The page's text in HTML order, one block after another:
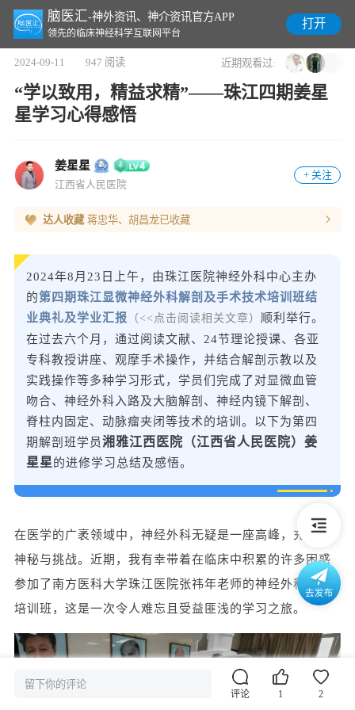
脑医汇-神外资讯、神介资讯官方APP
领先的临床神经科学互联网平台
打开
2024-09-11 947 阅读 近期观看过:
“学以致用，精益求精”——珠江四期姜星
星学习心得感悟
姜星星
江西省人民医院
+ 关注
达人收藏 蒋忠华、胡昌龙已收藏
2024年8月23日上午，由珠江医院神经外科中心主办
的第四期珠江显微神经外科解剖及手术技术培训班结
业典礼及学业汇报 （<<点击阅读相关文章） 顺利举行。
在过去六个月，通过阅读文献、24节理论授课、各亚
专科教授讲座、观摩手术操作，并结合解剖示教以及
实践操作等多种学习形式，学员们完成了对显微血管
吻合、神经外科入路及大脑解剖、神经内镜下解剖、
脊柱内固定、动脉瘤夹闭等技术的培训。以下为第四
期解剖班学员湘雅江西医院（江西省人民医院）姜
星星的进修学习总结及感悟。
在医学的广袤领域中，神经外科无疑是一座高峰，充满了
神秘与挑战。近期，我有幸带着在临床中积累的许多困惑
参加了南方医科大学珠江医院张祎年老师的神经外科解剖
培训班，这是一次令人难忘且受益匪浅的学习之旅。
留下你的评论
评论 1 2